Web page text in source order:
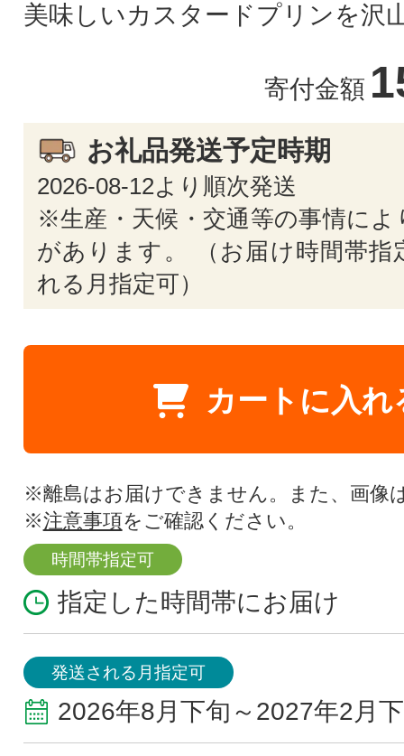
美味しいカスタードプリンを沢
寄付金額
お礼品発送予定時期
2026-08-12より順次発送
※生産・天候・交通等の事情によ
があります。 （お届け時間帯指
れる月指定可）
カートに入れ
※離島はお届けできません。また、画像
※注意事項をご確認ください。
時間帯指定可
指定した時間帯にお届け
発送される月指定可
2026年8月下旬～2027年2月